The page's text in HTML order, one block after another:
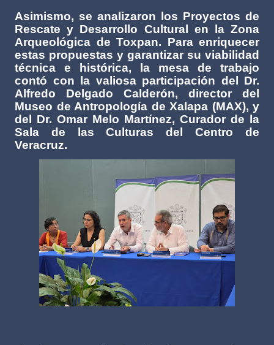
Asimismo, se analizaron los Proyectos de
Rescate y Desarrollo Cultural en la Zona
Arqueológica de Toxpan. Para enriquecer
estas propuestas y garantizar su viabilidad
técnica e histórica, la mesa de trabajo
contó con la valiosa participación del Dr.
Alfredo Delgado Calderón, director del
Museo de Antropología de Xalapa (MAX), y
del Dr. Omar Melo Martínez, Curador de la
Sala de las Culturas del Centro de
Veracruz.